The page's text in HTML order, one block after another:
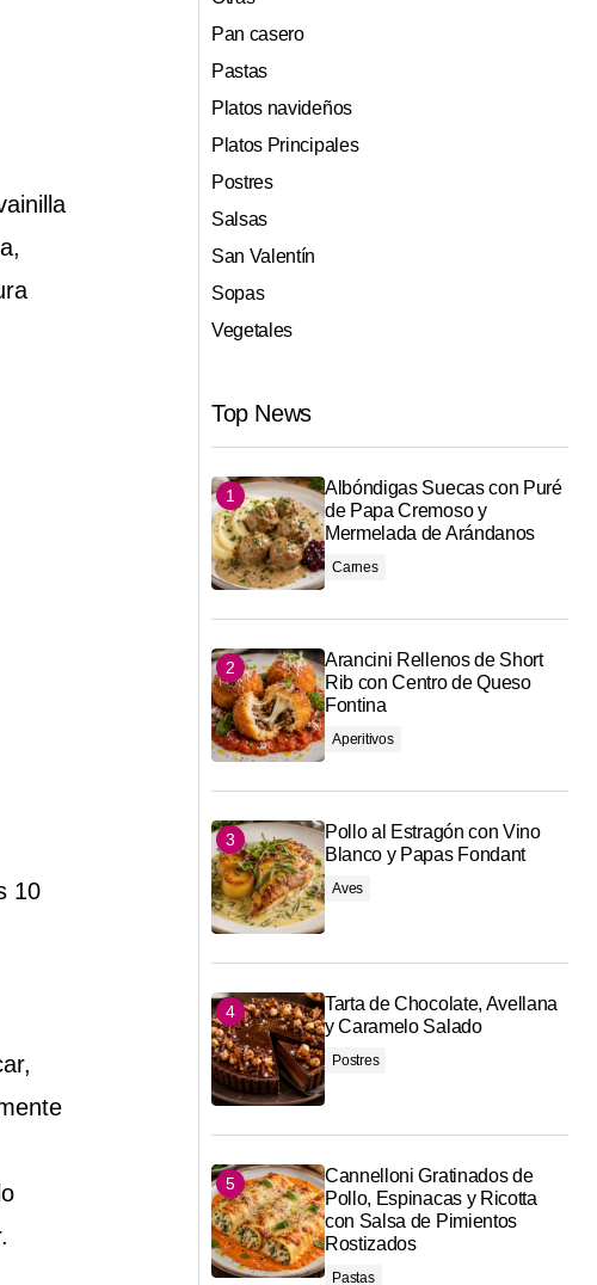
10
Pan casero
Pastas
Platos navideños
Platos Principales
Postres
Salsas
San Valentín
Sopas
Vegetales
Top News
Albóndigas Suecas con Puré
de Papa Cremoso y
Mermelada de Arándanos
Carnes
Arancini Rellenos de Short
Rib con Centro de Queso
Fontina
Aperitivos
Pollo al Estragón con Vino
Blanco y Papas Fondant
Aves
Tarta de Chocolate, Avellana
y Caramelo Salado
Postres
Cannelloni Gratinados de
Pollo, Espinacas y Ricotta
con Salsa de Pimientos
Rostizados
Pastas